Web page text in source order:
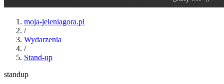
moja-jeleniagora.pl
/
Wydarzenia
/
Stand-up
standup